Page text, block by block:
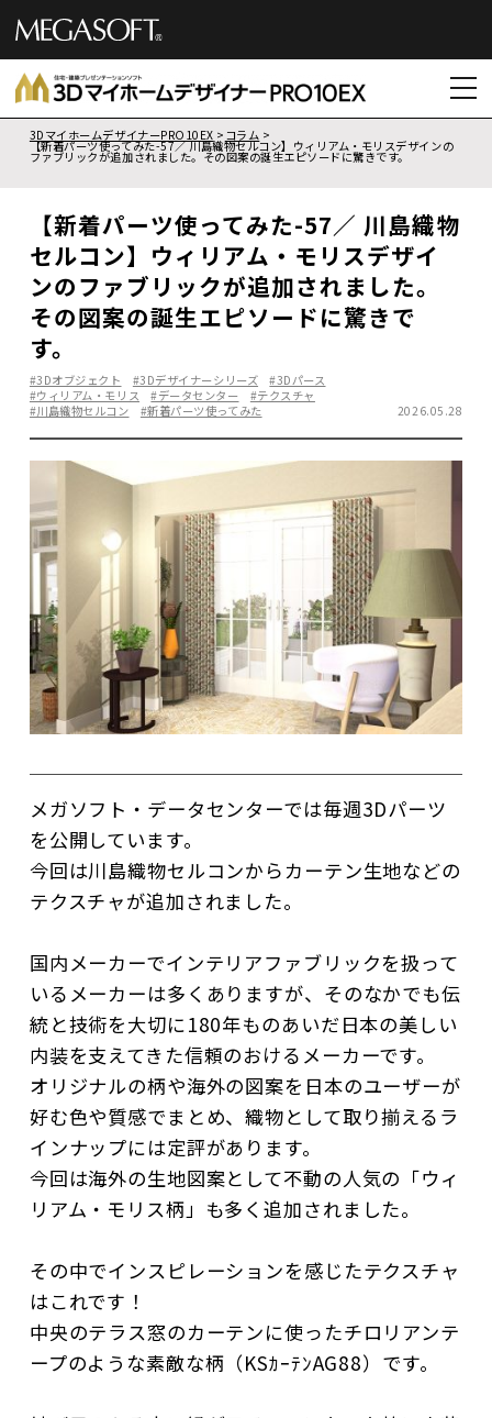
3DマイホームデザイナーPRO10EX コラム
【新着パーツ使ってみた-57／ 川島織物セルコン】ウィリアム・モリスデザインの
ファブリックが追加されました。その図案の誕生エピソードに驚きです。
【新着パーツ使ってみた-57／ 川島織物
セルコン】ウィリアム・モリスデザイ
ンのファブリックが追加されました。
その図案の誕生エピソードに驚きで
す。
#3Dオブジェクト #3Dデザイナーシリーズ
#3Dパース
#ウィリアム・モリス
#データセンター
#テクスチャ
#川島織物セルコン
#新着パーツ使ってみた 2026.05.28
メガソフト・データセンターでは毎週3Dパーツ
を公開しています。
今回は川島織物セルコンからカーテン生地などの
テクスチャが追加されました。
国内メーカーでインテリアファブリックを扱って
いるメーカーは多くありますが、そのなかでも伝
統と技術を大切に180年ものあいだ日本の美しい
内装を支えてきた信頼のおけるメーカーです。
オリジナルの柄や海外の図案を日本のユーザーが
好む色や質感でまとめ、織物として取り揃えるラ
インナップには定評があります。
今回は海外の生地図案として不動の人気の「ウィ
リアム・モリス柄」も多く追加されました。
その中でインスピレーションを感じたテクスチャ
はこれです！
中央のテラス窓のカーテンに使ったチロリアンテ
ープのような素敵な柄（KSｶｰﾃﾝAG88）です。